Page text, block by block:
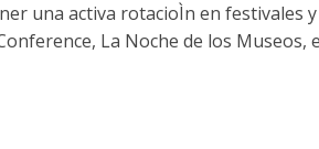
una activa rotacioÌn en
La Noche de los Museos,